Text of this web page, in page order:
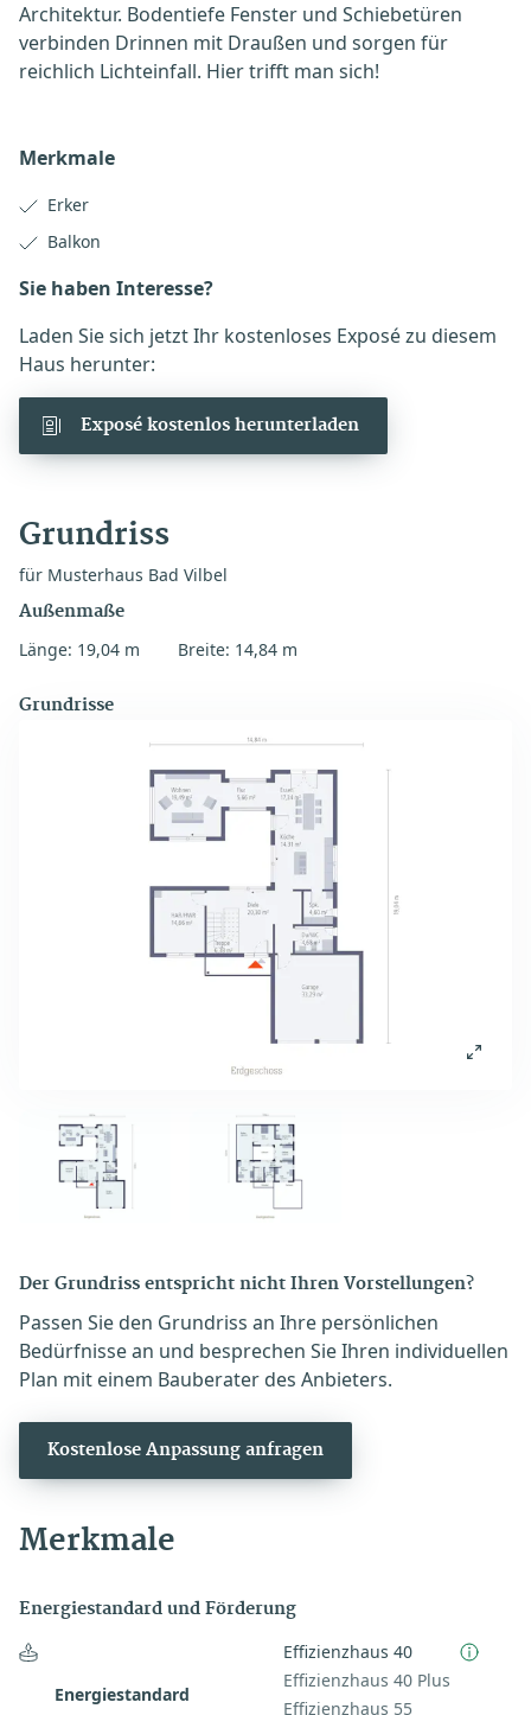
Architektur. Bodentiefe Fenster und Schiebetüren
verbinden Drinnen mit Draußen und sorgen für
reichlich Lichteinfall. Hier trifft man sich!
Merkmale
Erker
Balkon
Sie haben Interesse?
Laden Sie sich jetzt Ihr kostenloses Exposé zu diesem
Haus herunter:
Exposé kostenlos herunterladen
Grundriss
für Musterhaus Bad Vilbel
Außenmaße
Länge: 19,04 m Breite: 14,84 m
Grundrisse
Der Grundriss entspricht nicht Ihren Vorstellungen?
Passen Sie den Grundriss an Ihre persönlichen
Bedürfnisse an und besprechen Sie Ihren individuellen
Plan mit einem Bauberater des Anbieters.
Kostenlose Anpassung anfragen
Merkmale
Energiestandard und Förderung
Energiestandard
Effizienzhaus 40
Effizienzhaus 40 Plus
Effizienzhaus 55